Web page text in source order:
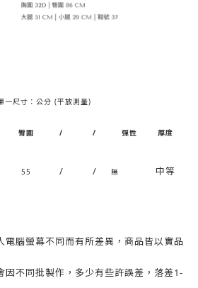
一尺寸：公分 (平放測量)
臀圍 / / 彈性 厚度
55 / / 無 中等
腦螢幕不同而有所差異，商品皆以實品
不同批製作，多少有些許誤差，落差1-